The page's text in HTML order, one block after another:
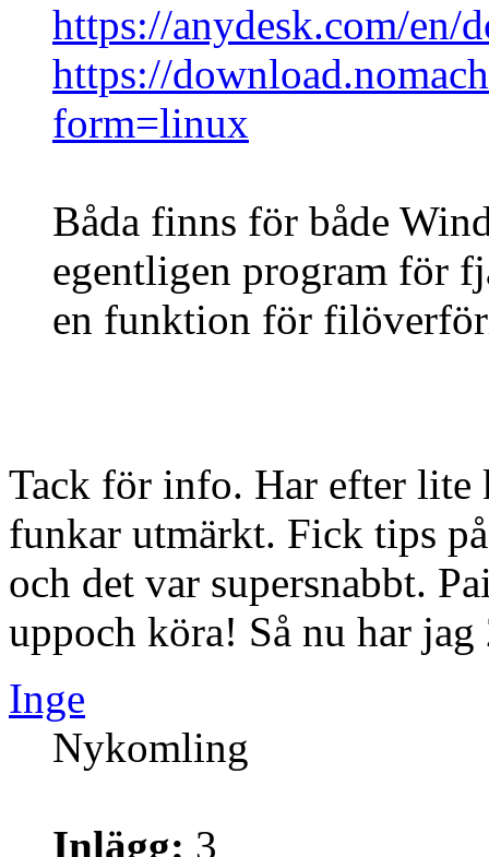
https://anydesk.com/en/
https://
form=linux
Båda finns för både
egentligen program för
en funktion för
Tack för info. Har efter lite
funkar utmärkt. Fick tips
och det var supersnabbt.
uppoch köra! Så nu har
Inge
Nykomling
Inlägg: 3